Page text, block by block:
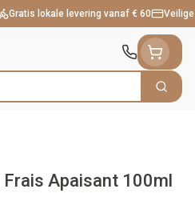
Gratis lokale levering vanaf € 60
Zoek
Frais Apaisant 100ml